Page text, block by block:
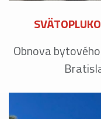
Obnova